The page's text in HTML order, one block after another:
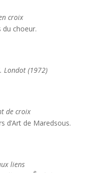
croix
du choeur.
Londot (1972)
de croix
d’Art de Maredsous.
liens